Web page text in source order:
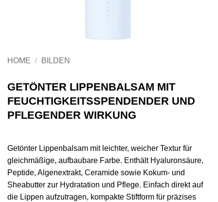
HOME / BILDEN
GETÖNTER LIPPENBALSAM MIT
FEUCHTIGKEITSSPENDENDER UND
PFLEGENDER WIRKUNG
Getönter Lippenbalsam mit leichter, weicher Textur für
gleichmäßige, aufbaubare Farbe. Enthält Hyaluronsäure,
Peptide, Algenextrakt, Ceramide sowie Kokum- und
Sheabutter zur Hydratation und Pflege. Einfach direkt auf
die Lippen aufzutragen, kompakte Stiftform für präzises